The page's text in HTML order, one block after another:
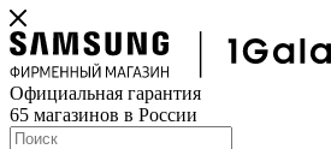
Официальная гарантия
65 магазинов в России